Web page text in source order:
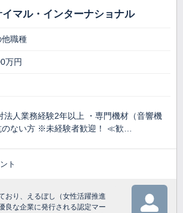
マル・インターナショナル
他職種
万円
法人業務経験2年以上 ・専門機材（音響機
のない方 ※未経験者歓迎！ ≪歓…
ト
おり、えるぼし（女性活躍推進
良な企業に発行される認定マー